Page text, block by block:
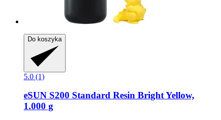
Do koszyka
5.0 (1)
eSUN S200 Standard Resin Bright Yellow,
1.000 g